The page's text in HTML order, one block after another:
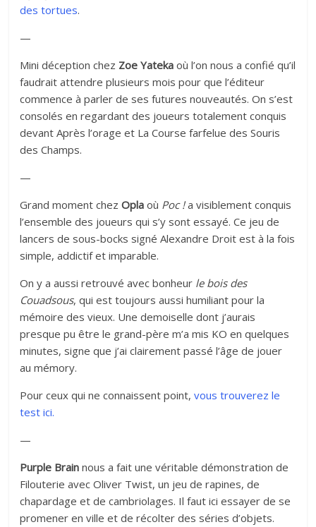
des tortues.
—
Mini déception chez Zoe Yateka où l’on nous a confié qu’il
faudrait attendre plusieurs mois pour que l’éditeur
commence à parler de ses futures nouveautés. On s’est
consolés en regardant des joueurs totalement conquis
devant Après l’orage et La Course farfelue des Souris
des Champs.
—
Grand moment chez Opla où Poc !a visiblement conquis
l’ensemble des joueurs qui s’y sont essayé. Ce jeu de
lancers de sous-bocks signé Alexandre Droit est à la fois
simple, addictif et imparable.
On y a aussi retrouvé avec bonheur le bois des
Couadsous, qui est toujours aussi humiliant pour la
mémoire des vieux. Une demoiselle dont j’aurais
presque pu être le grand-père m’a mis KO en quelques
minutes, signe que j’ai clairement passé l’âge de jouer
au mémory.
Pour ceux qui ne connaissent point,vous trouverez le
test ici.
—
Purple Brain nous a fait une véritable démonstration de
Filouterie avec Oliver Twist, un jeu de rapines, de
chapardage et de cambriolages. Il faut ici essayer de se
promener en ville et de récolter des séries d’objets.